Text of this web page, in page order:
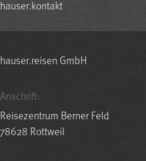
hauser.kontakt
hauser.reisen GmbH
Anschrift:
Reisezentrum Berner Feld
78628 Rottweil